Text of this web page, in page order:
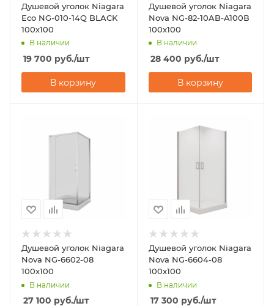
Душевой уголок Niagara
Eco NG-010-14Q BLACK
100х100
В наличии
19 700 руб./шт
В корзину
Душевой уголок Niagara
Nova NG-82-10AB-A100В
100х100
В наличии
28 400 руб./шт
В корзину
Душевой уголок Niagara
Nova NG-6602-08
100х100
В наличии
27 100 руб./шт
Душевой уголок Niagara
Nova NG-6604-08
100х100
В наличии
17 300 руб./шт